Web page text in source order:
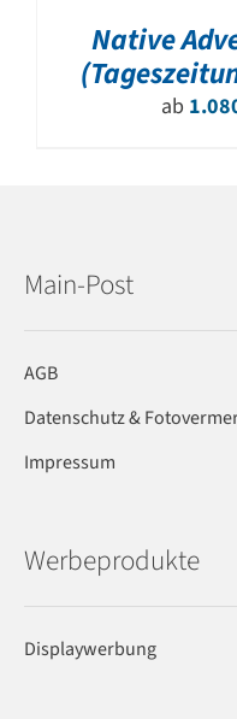
Native
ab
Main-Post
AGB
Datenschutz &
Impressum
Werbeprodukte
Displaywerbung